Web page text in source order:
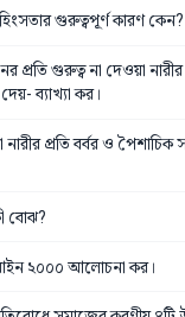
গুরুত্বপূর্ণ কারণ কেন?
প্রতি গুরুত্ব না দেওয়া
ব্যাখ্যা কর।
প্রতি বর্বর ও পৈশাচিক
বোঝ?
আইন ২০০০ আলোচনা কর।